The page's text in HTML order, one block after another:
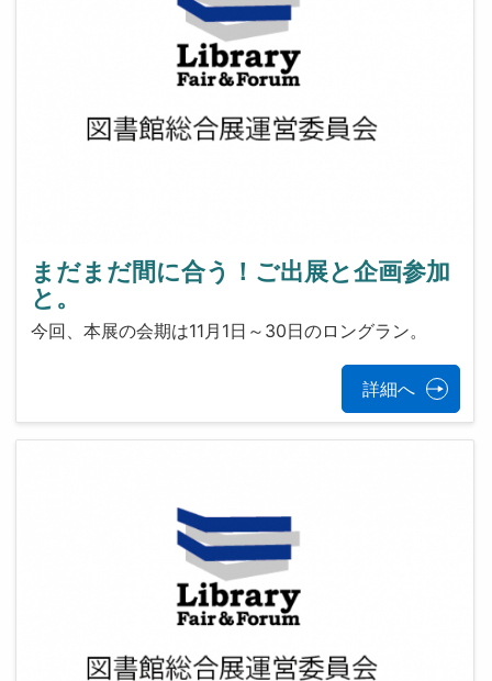
まだまだ間に合う！ご出展と企画参加
と。
今回、本展の会期は11月1日～30日のロングラン。
詳細へ